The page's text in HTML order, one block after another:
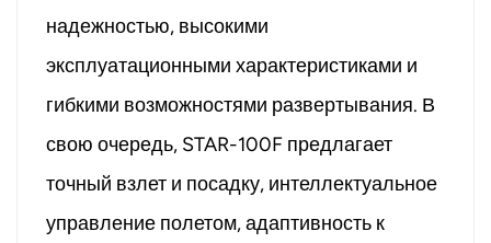
надежностью, высокими
эксплуатационными характеристиками и
гибкими возможностями развертывания. В
свою очередь, STAR-100F предлагает
точный взлет и посадку, интеллектуальное
управление полетом, адаптивность к